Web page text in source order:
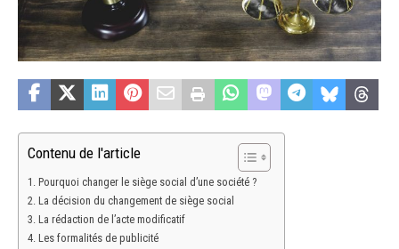
Contenu de l'article
Pourquoi changer le siège social d’une société ?
La décision du changement de siège social
La rédaction de l’acte modificatif
Les formalités de publicité